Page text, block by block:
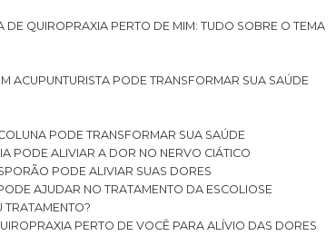
DE QUIROPRAXIA PERTO DE MIM: TUDO SOBRE O TEMA
ACUPUNTURISTA PODE TRANSFORMAR SUA SAÚDE
PODE TRANSFORMAR SUA SAÚDE
PODE ALIVIAR A DOR NO NERVO CIÁTICO
PODE ALIVIAR SUAS DORES
AJUDAR NO TRATAMENTO DA ESCOLIOSE
TRATAMENTO?
PERTO DE VOCÊ PARA ALÍVIO DAS DORES